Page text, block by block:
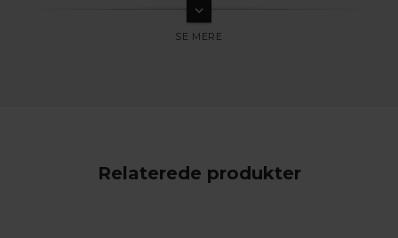
keyboard_arrow_down
Relaterede produkter